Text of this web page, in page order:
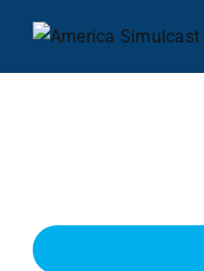
contenido